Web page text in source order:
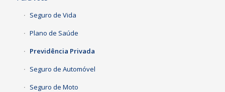
Seguro de Vida
Plano de Saúde
Previdência Privada
Seguro de Automóvel
Seguro de Moto